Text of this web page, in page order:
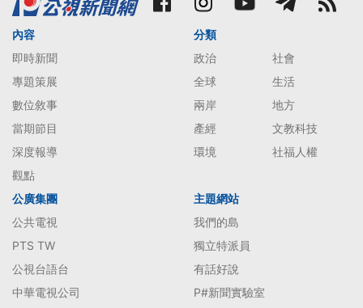
內容
即時新聞
專題策展
數位敘事
當期節目
深度報導
觀點
分類
政治
社會
全球
生活
兩岸
地方
產經
文教科技
環境
社福人權
公廣集團
公共電視
PTS TW
公視台語台
中華電視公司
主題網站
我們的島
獨立特派員
有話好說
P#新聞實驗室